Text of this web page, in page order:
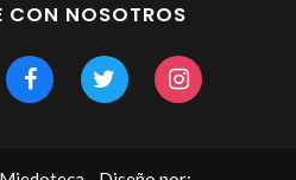
CON NOSOTROS